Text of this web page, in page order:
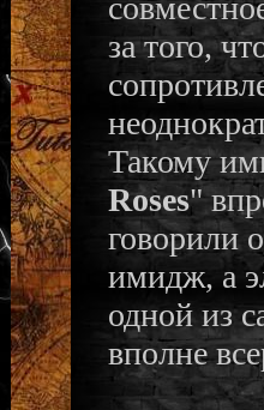
за того,
Такому
Roses"
говорили
имидж, а
одной из
вполне